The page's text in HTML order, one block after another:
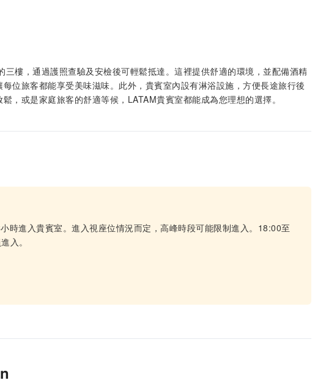
三樓，通過護照查驗及安檢後可輕鬆抵達。這裡提供舒適的環境，並配備酒精
位旅客都能享受美味滋味。此外，貴賓室內設有淋浴設施，方便長途旅行後
，或是家庭旅客的舒適等候，LATAM貴賓室都能成為您理想的選擇。
時進入貴賓室。進入視座位情況而定，高峰時段可能限制進入。18:00至
入。